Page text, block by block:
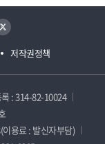
저작권정책
트위터
: 314-82-10024
용료 : 발신자부담)